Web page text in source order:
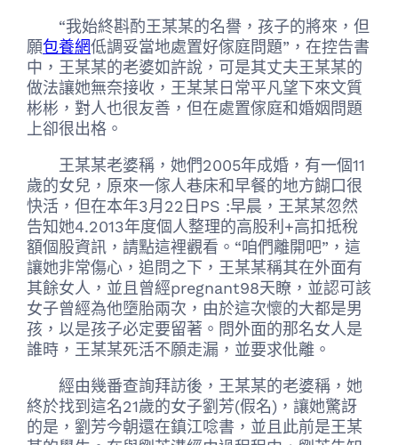
“我始終斟酌王某某的名譽，孩子的將來，但
願包養網低調妥當地處置好傢庭問題”，在控告書
中，王某某的老婆如許說，可是其丈夫王某某的
做法讓她無奈接收，王某某日常平凡望下來文質
彬彬，對人也很友善，但在處置傢庭和婚姻問題
上卻很出格。
王某某老婆稱，她們2005年成婚，有一個11
歲的女兒，原來一傢人巷床和早餐的地方餬口很
快活，但在本年3月22日PS :早晨，王某某忽然
告知她4.2013年度個人整理的高股利+高扣抵稅
額個股資訊，請點這裡觀看。“咱們離開吧”，這
讓她非常傷心，追問之下，王某某稱其在外面有
其餘女人，並且曾經pregnant98天瞭，並認可該
女子曾經為他墮胎兩次，由於這次懷的大都是男
孩，以是孩子必定要留著。問外面的那名女人是
誰時，王某某死活不願走漏，並要求仳離。
經由幾番查詢拜訪後，王某某的老婆稱，她
終於找到這名21歲的女子劉芳(假名)，讓她驚訝
的是，劉芳今朝還在鎮江唸書，並且此前是王某